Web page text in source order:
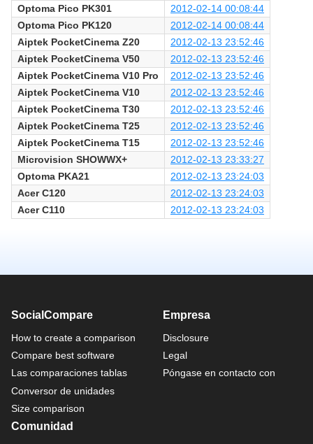
Optoma Pico PK301
2012-02-14 00:08:44
Optoma Pico PK120
2012-02-14 00:08:44
Aiptek PocketCinema Z20
2012-02-13 23:52:46
Aiptek PocketCinema V50
2012-02-13 23:52:46
Aiptek PocketCinema V10 Pro
2012-02-13 23:52:46
Aiptek PocketCinema V10
2012-02-13 23:52:46
Aiptek PocketCinema T30
2012-02-13 23:52:46
Aiptek PocketCinema T25
2012-02-13 23:52:46
Aiptek PocketCinema T15
2012-02-13 23:52:46
Microvision SHOWWX+
2012-02-13 23:33:27
Optoma PKA21
2012-02-13 23:24:03
Acer C120
2012-02-13 23:24:03
Acer C110
2012-02-13 23:24:03
SocialCompare
How to create a comparison
Compare best software
Las comparaciones tablas
Conversor de unidades
Size comparison
Empresa
Disclosure
Legal
Póngase en contacto con
Comunidad